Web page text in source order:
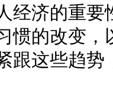
经济的重
惯的改变
跟这些趋